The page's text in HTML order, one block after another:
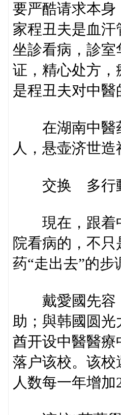
要严酷请求本身
家程丑夫是血
坐診看病，診
证，精心处方，
是程丑夫对中
在湖南中醫药
人，悬壶济世
交换 多行動
現在，跟着中
院看病的，不
药“走出去”的步
戴愛國先容，
助；與韩國圆光
酋开设中醫醫
落户该校。该
人数每一年增